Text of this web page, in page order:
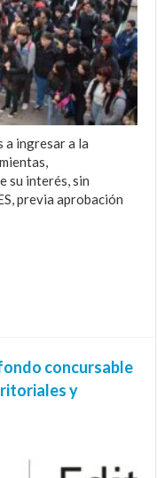
a ingresar a la
su interés, sin
previa aprobación
concursable
y